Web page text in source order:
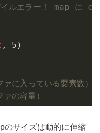
エラー！ map に
, 5 )
に入っている要素数）
の容量）
のサイズは動的に伸縮